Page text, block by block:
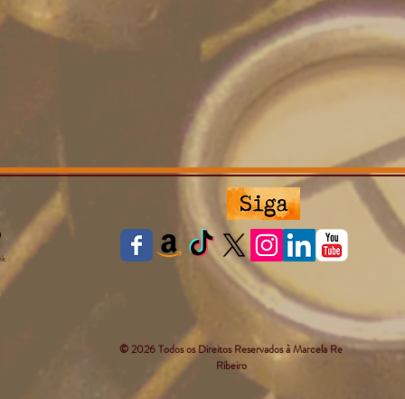
© 2026 Todos os Direitos Reservados à Marcela Re
Ribeiro